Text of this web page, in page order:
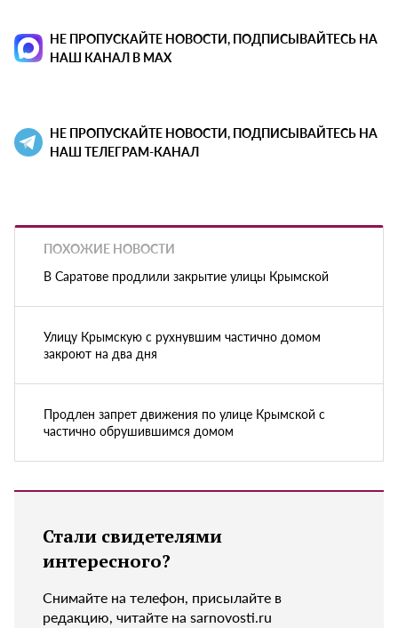
НЕ ПРОПУСКАЙТЕ НОВОСТИ, ПОДПИСЫВАЙТЕСЬ НА
НАШ КАНАЛ В MAX
НЕ ПРОПУСКАЙТЕ НОВОСТИ, ПОДПИСЫВАЙТЕСЬ НА
НАШ ТЕЛЕГРАМ-КАНАЛ
ПОХОЖИЕ НОВОСТИ
В Саратове продлили закрытие улицы Крымской
Улицу Крымскую с рухнувшим частично домом
закроют на два дня
Продлен запрет движения по улице Крымской с
частично обрушившимся домом
Стали свидетелями
интересного?
Снимайте на телефон, присылайте в
редакцию, читайте на sarnovosti.ru